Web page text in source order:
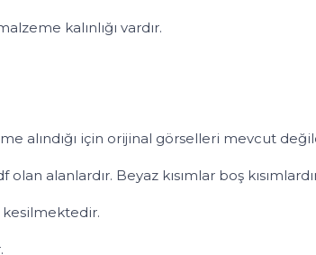
kalınlığı vardır.
için orijinal görselleri mevcut
Beyaz kısımlar boş